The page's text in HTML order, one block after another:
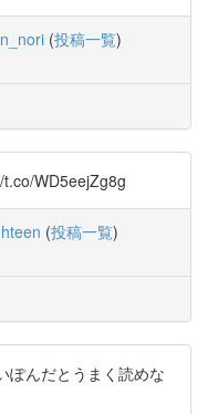
(投稿一覧)
WD5eejZg8g
(投稿一覧)
ぽんだとうまく読めな